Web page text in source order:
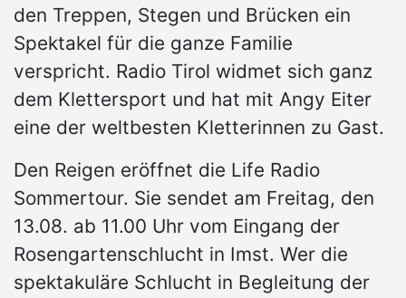
den Treppen, Stegen und Brücken ein
Spektakel für die ganze Familie
verspricht. Radio Tirol widmet sich ganz
dem Klettersport und hat mit Angy Eiter
eine der weltbesten Kletterinnen zu Gast.
Den Reigen eröffnet die Life Radio
Sommertour. Sie sendet am Freitag, den
13.08. ab 11.00 Uhr vom Eingang der
Rosengartenschlucht in Imst. Wer die
spektakuläre Schlucht in Begleitung der